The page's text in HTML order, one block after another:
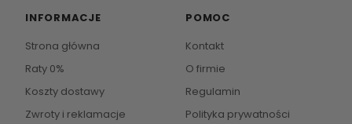
INFORMACJE
Strona główna
Raty 0%
Koszty dostawy
Zwroty i reklamacje
POMOC
Kontakt
O firmie
Regulamin
Polityka prywatności